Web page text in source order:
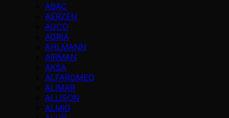
ABAC
AERZEN
AGCO
AGRIA
AHLMANN
AIRMAN
AKSA
ALFAROMEO
ALIMAR
ALLISON
ALMiG